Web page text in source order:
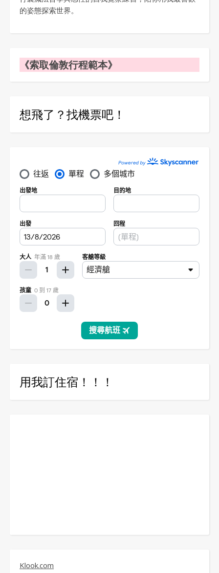
的姿態探索世界。
《索取倫敦行程範本》
想飛了？找機票吧！
用我訂住宿！！！
Klook.com